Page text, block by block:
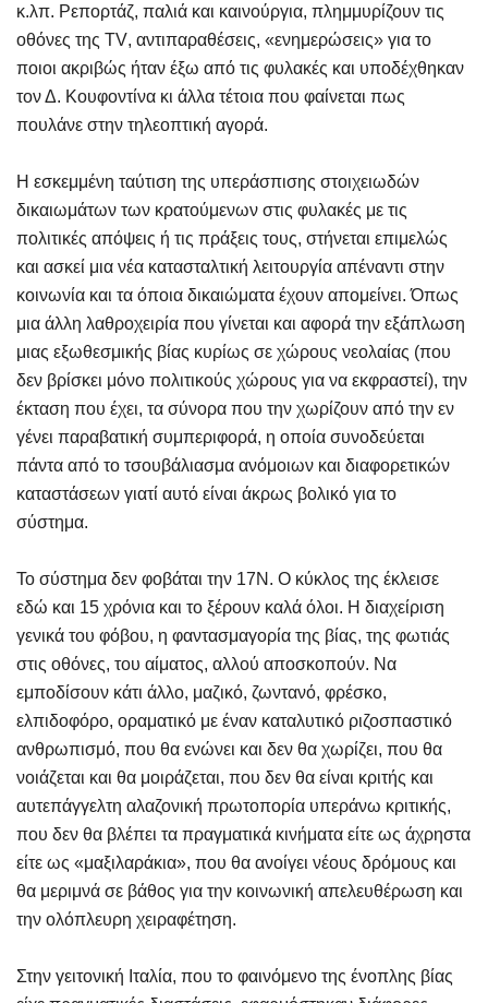
κ.λπ. Ρεπορτάζ, παλιά και καινούργια, πλημμυρίζουν τις
οθόνες της TV, αντιπαραθέσεις, «ενημερώσεις» για το
ποιοι ακριβώς ήταν έξω από τις φυλακές και υποδέχθηκαν
τον Δ. Κουφοντίνα κι άλλα τέτοια που φαίνεται πως
πουλάνε στην τηλεοπτική αγορά.
Η εσκεμμένη ταύτιση της υπεράσπισης στοιχειωδών
δικαιωμάτων των κρατούμενων στις φυλακές με τις
πολιτικές απόψεις ή τις πράξεις τους, στήνεται επιμελώς
και ασκεί μια νέα κατασταλτική λειτουργία απέναντι στην
κοινωνία και τα όποια δικαιώματα έχουν απομείνει. Όπως
μια άλλη λαθροχειρία που γίνεται και αφορά την εξάπλωση
μιας εξωθεσμικής βίας κυρίως σε χώρους νεολαίας (που
δεν βρίσκει μόνο πολιτικούς χώρους για να εκφραστεί), την
έκταση που έχει, τα σύνορα που την χωρίζουν από την εν
γένει παραβατική συμπεριφορά, η οποία συνοδεύεται
πάντα από το τσουβάλιασμα ανόμοιων και διαφορετικών
καταστάσεων γιατί αυτό είναι άκρως βολικό για το
σύστημα.
Το σύστημα δεν φοβάται την 17Ν. Ο κύκλος της έκλεισε
εδώ και 15 χρόνια και το ξέρουν καλά όλοι. Η διαχείριση
γενικά του φόβου, η φαντασμαγορία της βίας, της φωτιάς
στις οθόνες, του αίματος, αλλού αποσκοπούν. Να
εμποδίσουν κάτι άλλο, μαζικό, ζωντανό, φρέσκο,
ελπιδοφόρο, οραματικό με έναν καταλυτικό ριζοσπαστικό
ανθρωπισμό, που θα ενώνει και δεν θα χωρίζει, που θα
νοιάζεται και θα μοιράζεται, που δεν θα είναι κριτής και
αυτεπάγγελτη αλαζονική πρωτοπορία υπεράνω κριτικής,
που δεν θα βλέπει τα πραγματικά κινήματα είτε ως άχρηστα
είτε ως «μαξιλαράκια», που θα ανοίγει νέους δρόμους και
θα μεριμνά σε βάθος για την κοινωνική απελευθέρωση και
την ολόπλευρη χειραφέτηση.
Στην γειτονική Ιταλία, που το φαινόμενο της ένοπλης βίας